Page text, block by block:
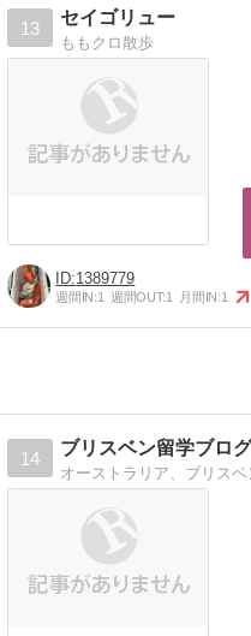
13
セイゴリュー
ももクロ散歩
1389779
週間IN:1 週間OUT:1 月間IN:1
14
ブリスベン留学ブロ
オーストラリア、ブリス